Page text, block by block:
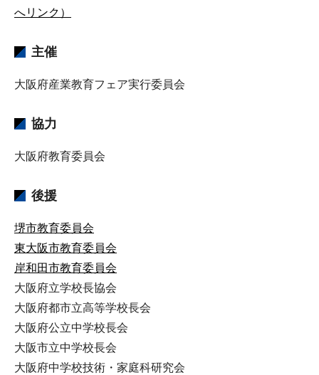
へリンク）
主催
大阪府産業教育フェア実行委員会
協力
大阪府教育委員会
後援
堺市教育委員会
東大阪市教育委員会
岸和田市教育委員会
大阪府立学校長協会
大阪府都市立高等学校長会
大阪府公立中学校長会
大阪市立中学校長会
大阪府中学校技術・家庭科研究会